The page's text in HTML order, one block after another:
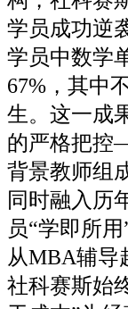
学员成功逆
学员中数学
67%，其中
生。这一成
的严格把控
背景教师组
同时融入历
员“学即所用
从MBA辅导
社科赛斯始